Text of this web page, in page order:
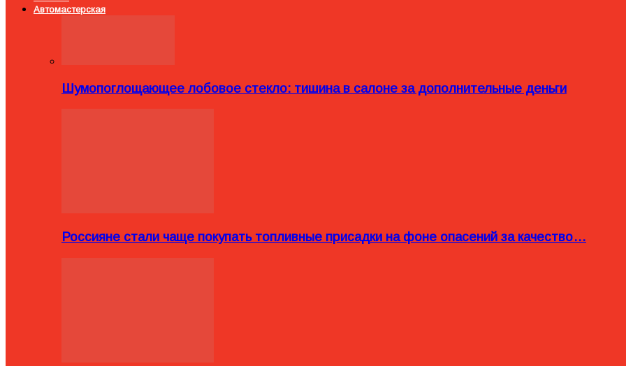
Автомастерская
Шумопоглощающее лобовое стекло: тишина в салоне за дополнительные деньги
Россияне стали чаще покупать топливные присадки на фоне опасений за качество…